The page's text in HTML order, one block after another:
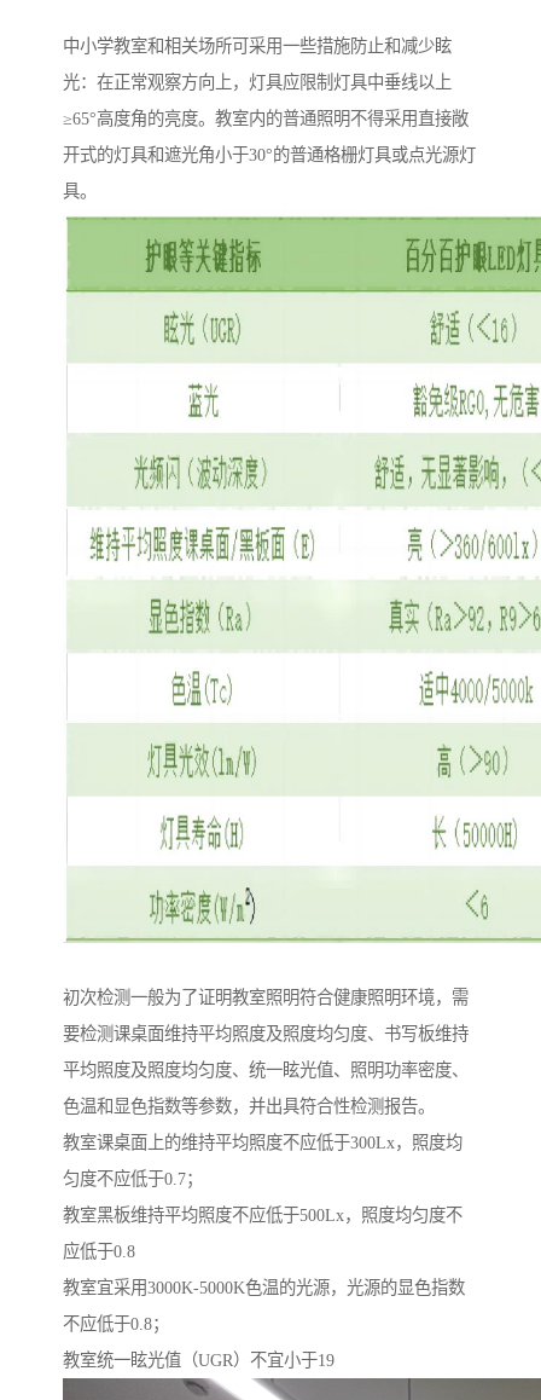
中小学教室和相关场所可采用一些措施防止和减少眩
光：在正常观察方向上，灯具应限制灯具中垂线以上
≥65°高度角的亮度。教室内的普通照明不得采用直接敞
开式的灯具和遮光角小于30°的普通格栅灯具或点光源灯
具。
初次检测一般为了证明教室照明符合健康照明环境，需
要检测课桌面维持平均照度及照度均匀度、书写板维持
平均照度及照度均匀度、统一眩光值、照明功率密度、
色温和显色指数等参数，并出具符合性检测报告。
教室课桌面上的维持平均照度不应低于300Lx，照度均
匀度不应低于0.7；
教室黑板维持平均照度不应低于500Lx，照度均匀度不
应低于0.8
教室宜采用3000K-5000K色温的光源，光源的显色指数
不应低于0.8；
教室统一眩光值（UGR）不宜小于19